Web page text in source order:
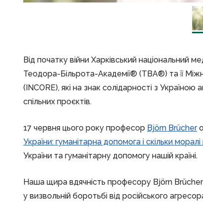
Від початку війни Харківський національний
Теодора-Більрота-Академії® (TBA®) та її
(INCORE), які на знак солідарності з
спільних проєктів.
17 червня цього року професор Björn Brücher
України: гуманітарна допомога і скільки
України та гуманітарну допомогу нашій країні.
Наша щира вдячність професору Björn Brücher
у визвольній боротьбі від російського